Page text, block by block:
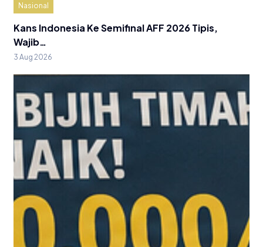
Nasional
Kans Indonesia Ke Semifinal AFF 2026 Tipis,
Wajib…
3 Aug 2026